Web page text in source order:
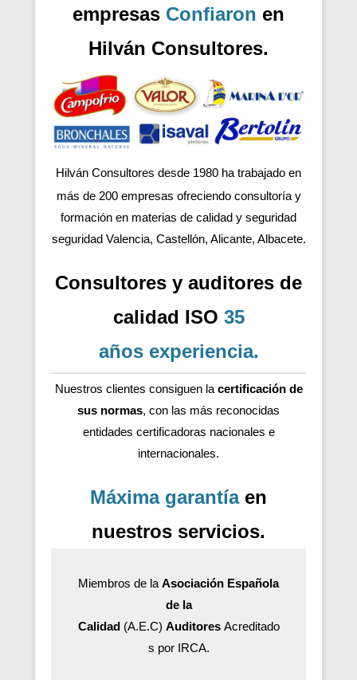
empresas Confiaron en
Hilván Consultores.
Hilván Consultores desde 1980 ha trabajado en
más de 200 empresas ofreciendo consultoría y
formación en materias de calidad y seguridad
seguridad Valencia, Castellón, Alicante, Albacete.
Consultores y auditores de
calidad ISO 35
años experiencia.
Nuestros clientes consiguen la certificación de
sus normas, con las más reconocidas
entidades certificadoras nacionales e
internacionales.
Máxima garantíaen
nuestros servicios.
Miembros de la Asociación Española
de la
Calidad(A.E.C) AuditoresAcreditado
s por IRCA.